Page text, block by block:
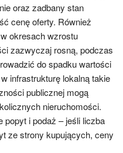
oraz zadbany stan
cenę oferty. Również
okresach wzrostu
zazwyczaj rosną, podczas
do spadku wartości
infrastrukturę lokalną takie
publicznej mogą
nieruchomości.
popyt i podaż – jeśli liczba
ze strony kupujących, ceny